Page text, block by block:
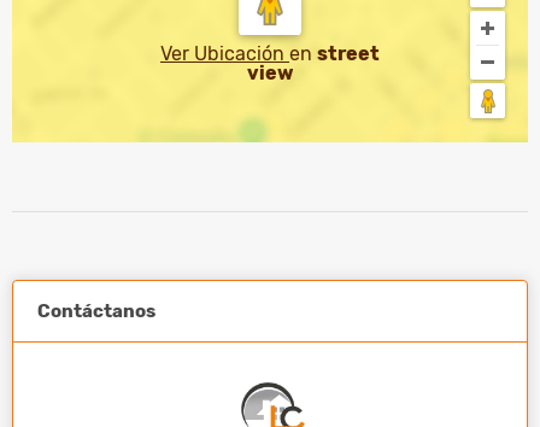
Ver Ubicación en street
view
Contáctanos